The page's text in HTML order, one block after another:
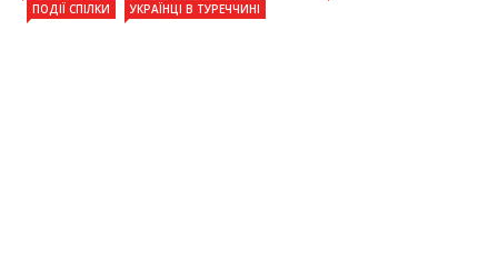
ПОДІЇ СПІЛКИ
УКРАЇНЦІ В ТУРЕЧЧИНІ